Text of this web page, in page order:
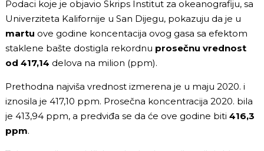
Podaci koje je objavio Skrips Institut za okeanografiju, sa
Univerziteta Kalifornije u San Dijegu, pokazuju da je u
martu ove godine koncentacija ovog gasa sa efektom
staklene bašte dostigla rekordnu prosečnu vrednost
od 417,14 delova na milion (ppm).
Prethodna najviša vrednost izmerena je u maju 2020. i
iznosila je 417,10 ppm. Prosečna koncentracija 2020. bila
je 413,94 ppm, a predviđa se da će ove godine biti 416,3
ppm.